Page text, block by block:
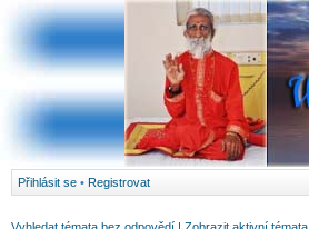
Přihlásit se • Registrovat